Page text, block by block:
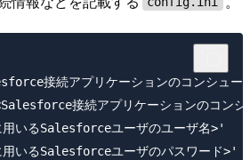
接続アプリケーションのコンシュー
接続アプリケーションのコンシ
いるSalesforceユーザのユーザ名>'
いるSalesforceユーザのパスワード>'